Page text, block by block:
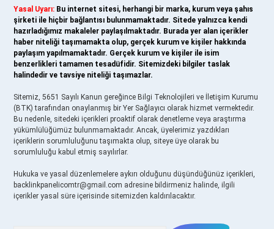
Yasal Uyarı: Bu internet sitesi, herhangi bir marka, kurum veya şahıs
şirketi ile hiçbir bağlantısı bulunmamaktadır. Sitede yalnızca kendi
hazırladığımız makaleler paylaşılmaktadır. Burada yer alan içerikler
haber niteliği taşımamakta olup, gerçek kurum ve kişiler hakkında
paylaşım yapılmamaktadır. Gerçek kurum ve kişiler ile isim
benzerlikleri tamamen tesadüfidir. Sitemizdeki bilgiler taslak
halindedir ve tavsiye niteliği taşımazlar.
Sitemiz, 5651 Sayılı Kanun gereğince Bilgi Teknolojileri ve İletişim Kurumu
(BTK) tarafından onaylanmış bir Yer Sağlayıcı olarak hizmet vermektedir.
Bu nedenle, sitedeki içerikleri proaktif olarak denetleme veya araştırma
yükümlülüğümüz bulunmamaktadır. Ancak, üyelerimiz yazdıkları
içeriklerin sorumluluğunu taşımakta olup, siteye üye olarak bu
sorumluluğu kabul etmiş sayılırlar.
Hukuka ve yasal düzenlemelere aykırı olduğunu düşündüğünüz içerikleri,
backlinkpanelicomtr@gmail.com adresine bildirmeniz halinde, ilgili
içerikler yasal süre içerisinde sitemizden kaldırılacaktır.